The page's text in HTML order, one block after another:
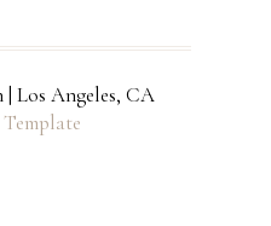
Los Angeles, CA
Template